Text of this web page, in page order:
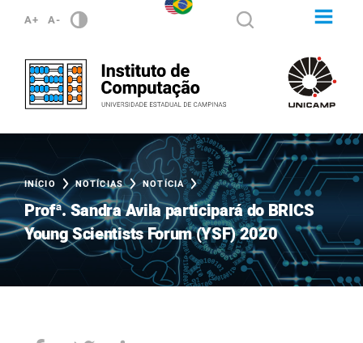
A+ A-
INÍCIO NOTÍCIAS NOTÍCIA
Profª. Sandra Avila participará do BRICS
Young Scientists Forum (YSF) 2020